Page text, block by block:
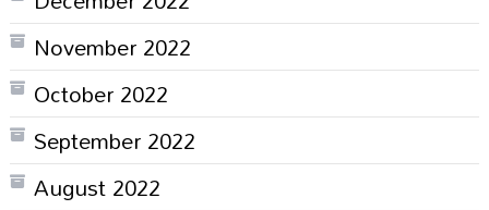
November 2022
October 2022
September 2022
August 2022